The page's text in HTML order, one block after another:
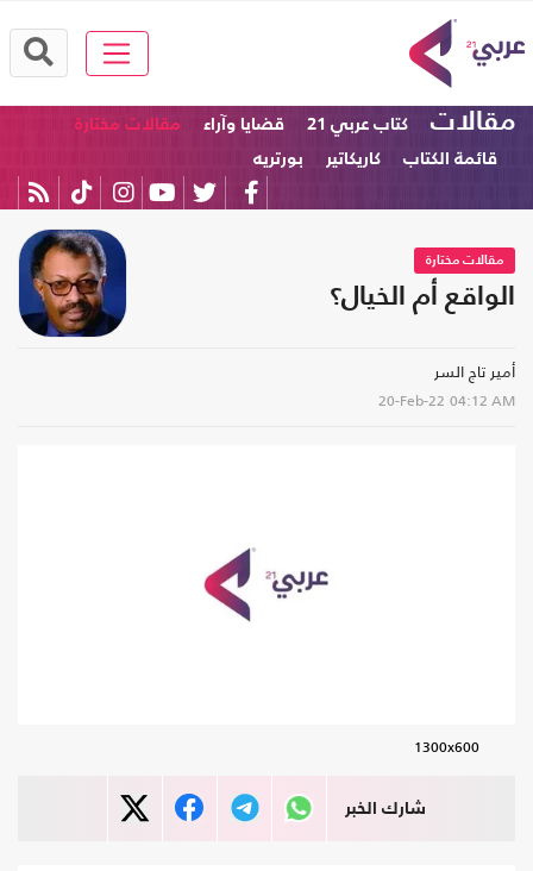
مقالات كتاب عربي 21 قضايا وآراء
مقالات مختارة
قائمة الكتاب
كاريكاتير بورتريه
مقالات مختارة
الواقع أم الخيال؟
أمير تاج السر
20-Feb-22 04:12 AM
1300x600
شارك الخبر